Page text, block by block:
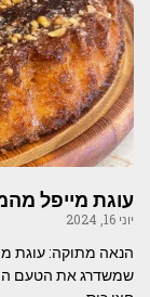
עוגת מייפל
יוני 16, 2024
הנאה מתוקה: עוגת